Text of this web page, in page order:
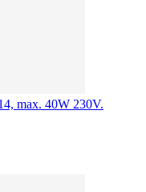
max. 40W 230V.